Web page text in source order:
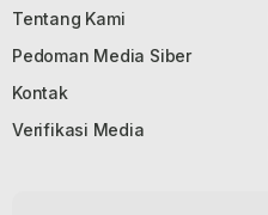
Tentang Kami
Pedoman Media Siber
Kontak
Verifikasi Media